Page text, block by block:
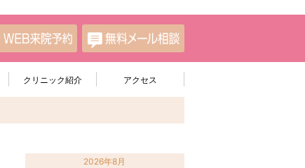
クリニック紹介 アクセス
2026年8月